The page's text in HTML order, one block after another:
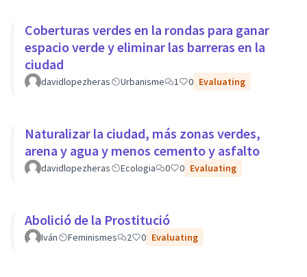
Coberturas verdes en la rondas para ganar
espacio verde y eliminar las barreras en la
ciudad
davidlopezheras Urbanisme 1 0 Evaluating
Naturalizar la ciudad, más zonas verdes,
arena y agua y menos cemento y asfalto
davidlopezheras Ecologia 0 0 Evaluating
Abolició de la Prostitució
Iván Feminismes 2 0 Evaluating